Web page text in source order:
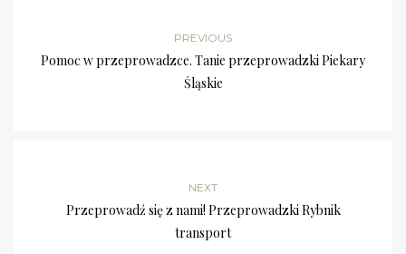
PREVIOUS
Pomoc w przeprowadzce. Tanie przeprowadzki Piekary
Śląskie
NEXT
Przeprowadź się z nami! Przeprowadzki Rybnik
transport